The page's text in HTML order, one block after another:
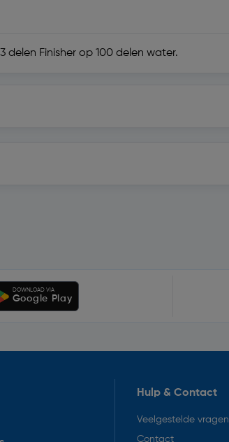
delen Finisher op 100 delen water.
DOWNLOAD VIA
Google Play
Hulp & Contact
Veelgestelde vragen
Contact